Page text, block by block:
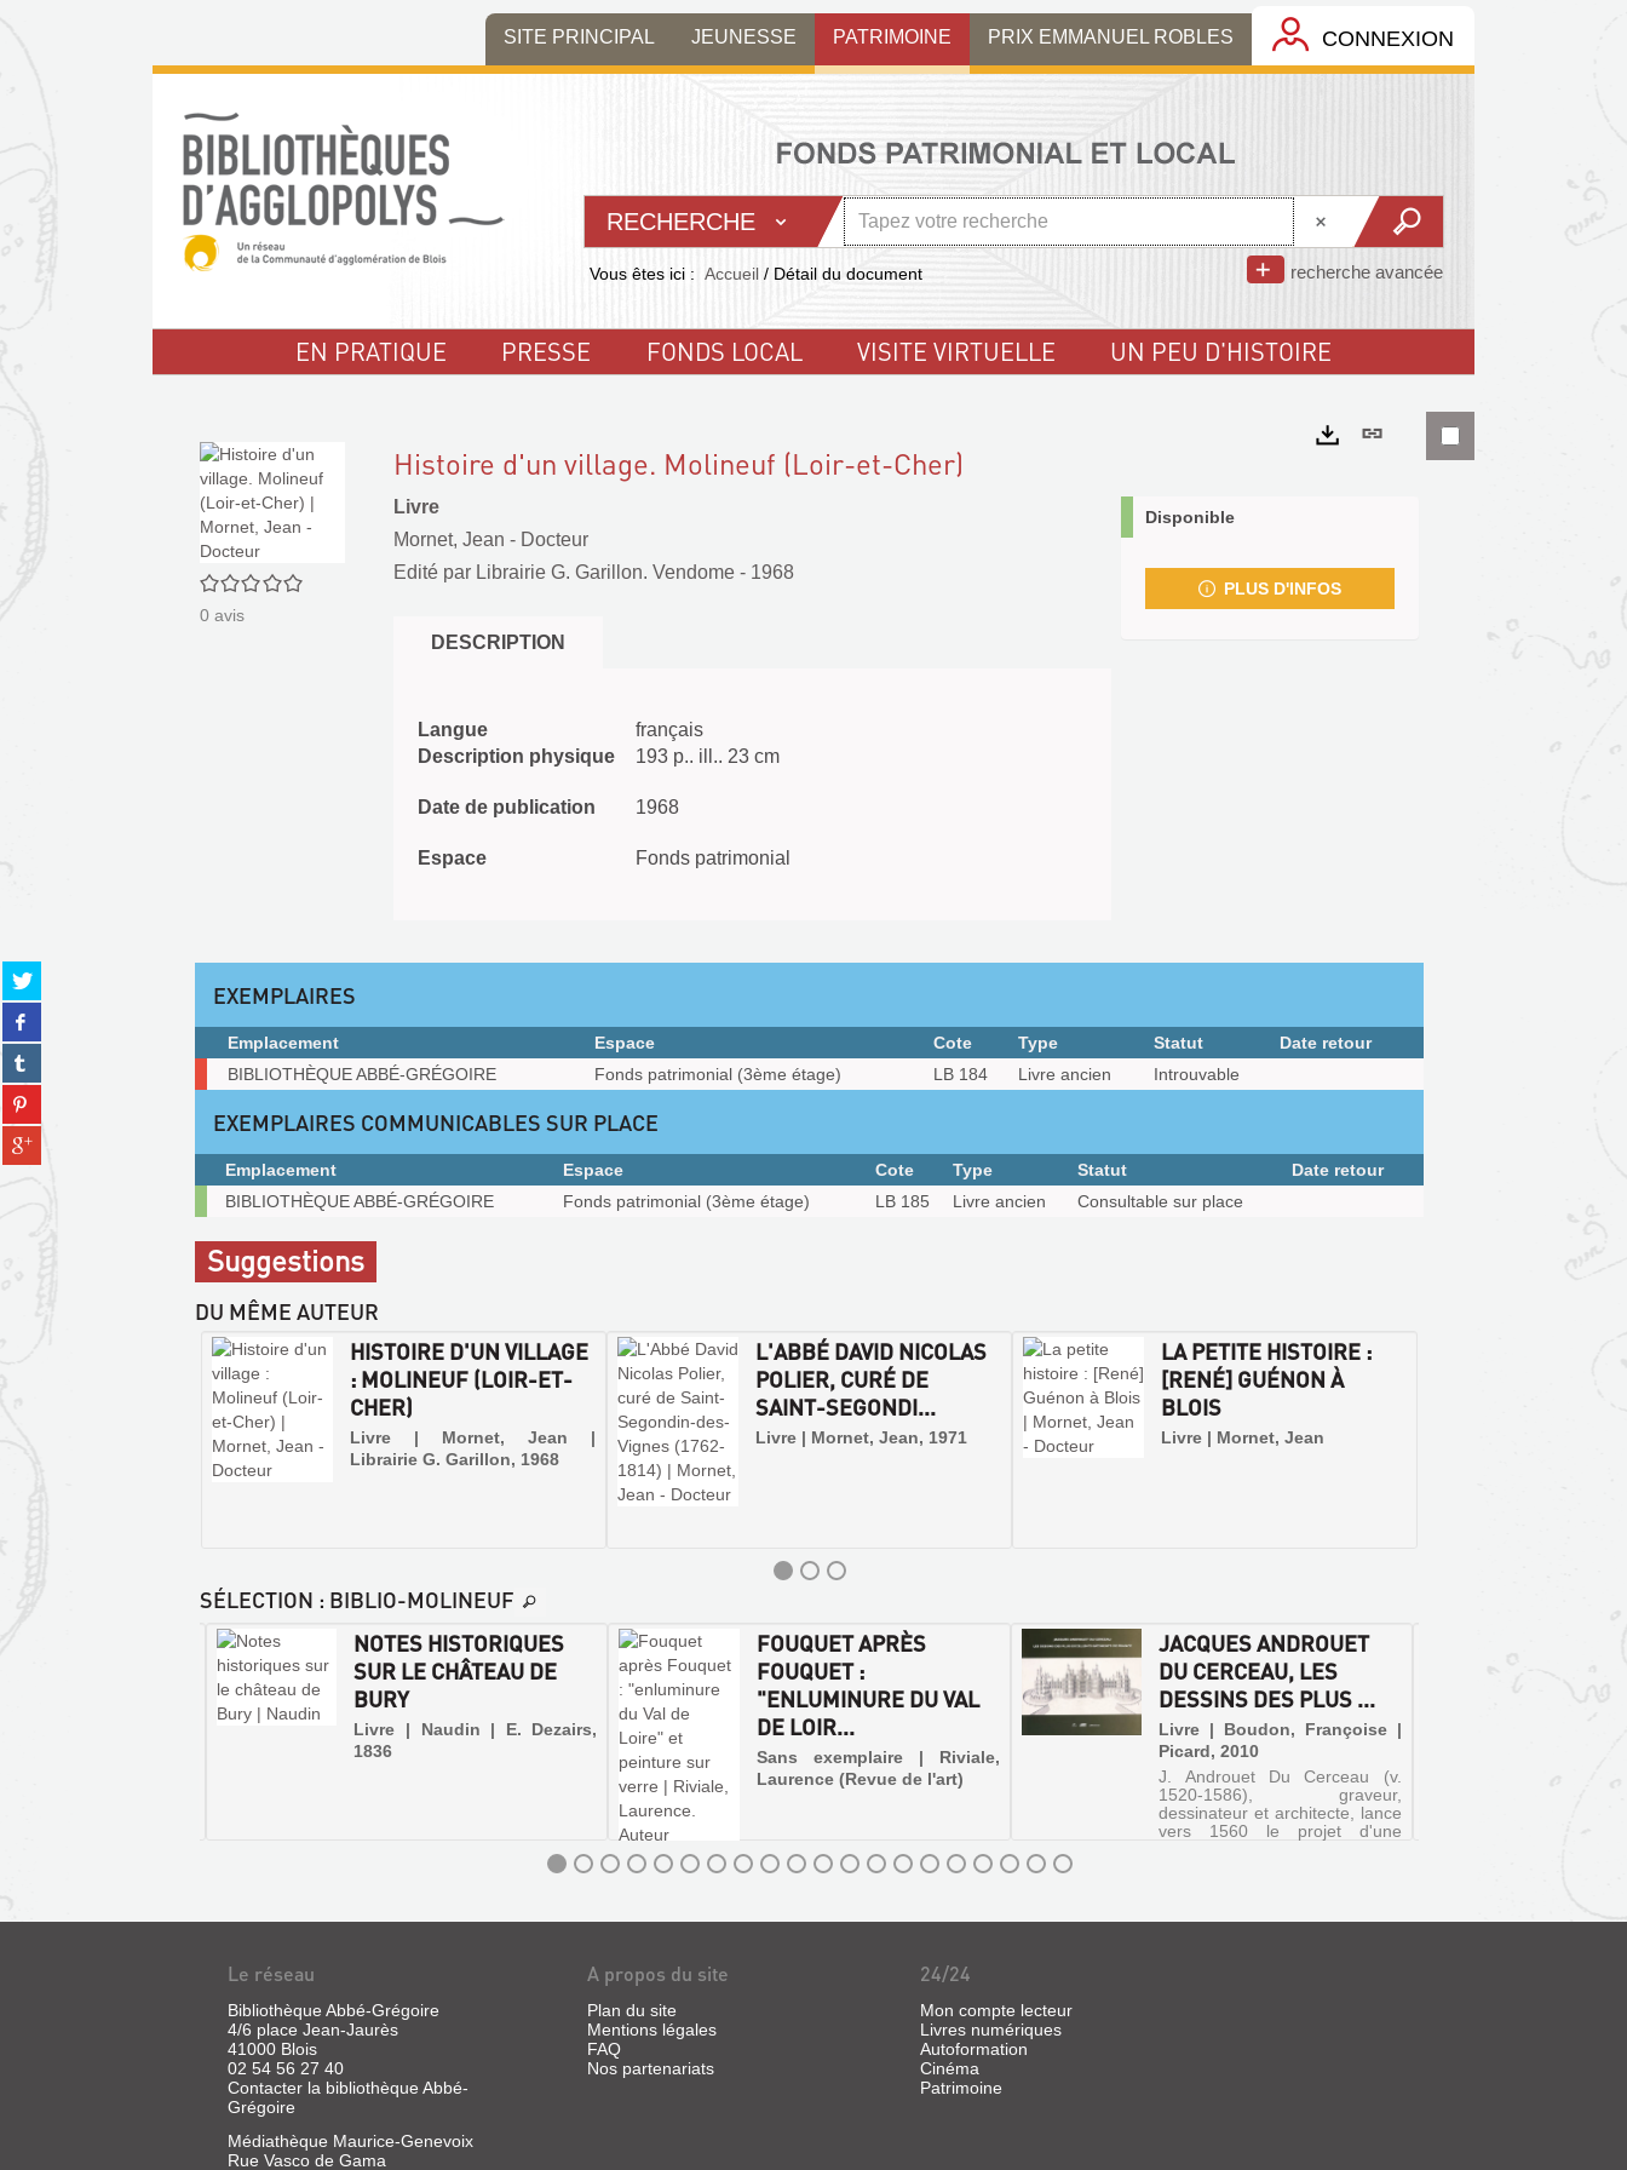
menu
contenu
la
SITE PRINCIPAL JEUNESSE PATRIMOINE PRIX EMMANUEL ROBLES CONNEXION
RECHERCHE
recherche avancée
Vous êtes ici : Accueil / Détail du document
EN PRATIQUE PRESSE FONDS LOCAL VISITE VIRTUELLE UN PEU D'HISTOIRE
Partager
sur
twitter
(Nouvelle
fenêtre)
Partager
sur
facebook
(Nouvelle
fenêtre)
Partager
sur
tumblr
(Nouvelle
fenêtre)
Partager
sur
pinterest
(Nouvelle
Partager
sur
0/5
0 avis
Histoire d'un village. Molineuf (Loir-et-Cher)
Livre
Mornet, Jean - Docteur
Edité par Librairie G. Garillon. Vendome - 1968
DESCRIPTION
Langue
français
Description physique
193 p.. ill.. 23 cm
Date de publication 1968
Espace Fonds patrimonial
Lien
Disponible
PLUS D'INFOS
EXEMPLAIRES
Exemplaires
Emplacement Espace Cote Type Statut
Date retour
BIBLIOTHÈQUE ABBÉ-GRÉGOIRE
Fonds patrimonial (3ème étage) LB 184 Livre ancien Introuvable
EXEMPLAIRES COMMUNICABLES SUR PLACE
Exemplaires
communicables
sur
place
Emplacement Espace Cote Type Statut
Date retour
BIBLIOTHÈQUE ABBÉ-GRÉGOIRE
Fonds patrimonial (3ème étage) LB 185 Livre ancien Consultable sur place
Suggestions
DU MÊME AUTEUR
L'ABBÉ DAVID NICOLAS
POLIER, CURÉ DE
SAINT-SEGONDI...
Livre | Mornet, Jean, 1971
LA PETITE HISTOIRE :
[RENÉ] GUÉNON À
BLOIS
Livre | Mornet, Jean
HISTOIRE D'UN VILLAGE
: MOLINEUF (LOIR-ET-
CHER)
Livre | Mornet, Jean |
Librairie G. Garillon, 1968
L'ABBÉ
DAVID
NICOLAS
POLIER,
DE
SÉLECTION : BIBLIO-MOLINEUF
FOUQUET APRÈS
FOUQUET :
"ENLUMINURE DU VAL
DE LOIR...
Sans exemplaire | Riviale,
Laurence (Revue de l'art)
JACQUES ANDROUET
DU CERCEAU, LES
DESSINS DES PLUS ...
Livre | Boudon, Françoise |
Picard, 2010
J. Androuet Du Cerceau (v.
1520-1586), graveur,
dessinateur et architecte, lance
vers 1560 le projet d'une
extenso les...
NOTES HISTORIQUES
SUR LE CHÂTEAU DE
BURY
Livre | Naudin | E. Dezairs,
1836
Le réseau
Bibliothèque Abbé-Grégoire
4/6 place Jean-Jaurès
41000 Blois
02 54 56 27 40
Contacter la bibliothèque Abbé-
Grégoire
Médiathèque Maurice-Genevoix
Rue Vasco de Gama
A propos du site
Plan du site
Mentions légales
FAQ
Nos partenariats
24/24
Mon compte lecteur
Livres numériques
Autoformation
Cinéma
Patrimoine